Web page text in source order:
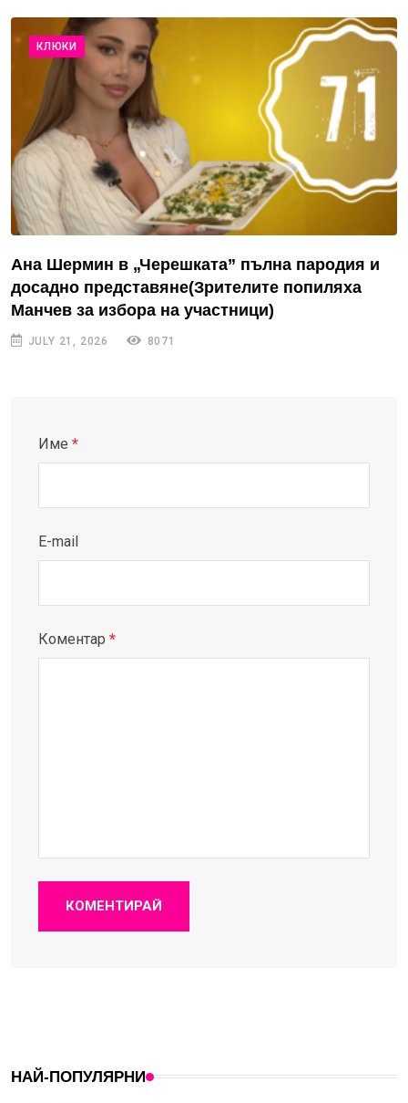
КЛЮКИ
Ана Шермин в „Черешката” пълна пародия и
досадно представяне(Зрителите попиляха
Манчев за избора на участници)
JULY 21, 2026 8071
Име *
E-mail
Коментар *
КОМЕНТИРАЙ
НАЙ-ПОПУЛЯРНИ